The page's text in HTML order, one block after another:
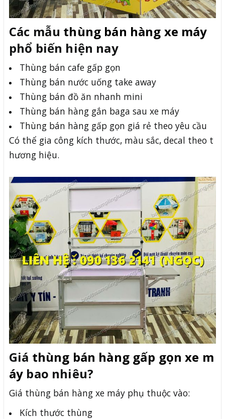
Các mẫu thùng bán hàng xe máy
phổ biến hiện nay
Thùng bán cafe gấp gọn
Thùng bán nước uống take away
Thùng bán đồ ăn nhanh mini
Thùng bán hàng gắn baga sau xe máy
Thùng bán hàng gấp gọn giá rẻ theo yêu cầu
Có thể gia công kích thước, màu sắc, decal theo t
hương hiệu.
Giá thùng bán hàng gấp gọn xe m
áy bao nhiêu?
Giá thùng bán hàng xe máy phụ thuộc vào:
Kích thước thùng